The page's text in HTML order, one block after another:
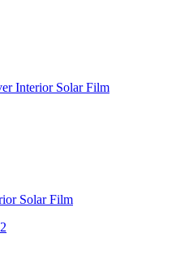
Interior Solar Film
Solar Film